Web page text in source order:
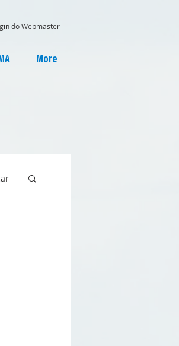
do Webmaster
More